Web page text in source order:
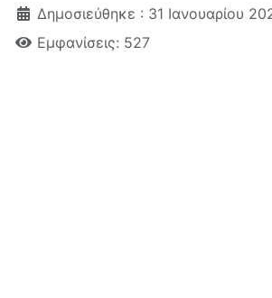
Δημοσιεύθηκε : 31 Ιανουαρίου
Εμφανίσεις: 527